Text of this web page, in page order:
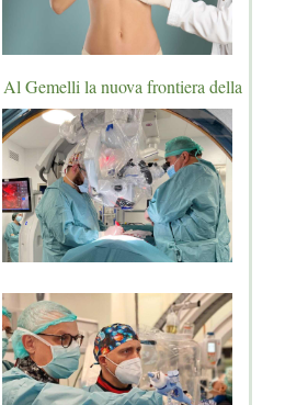
Al Gemelli la nuova frontiera della